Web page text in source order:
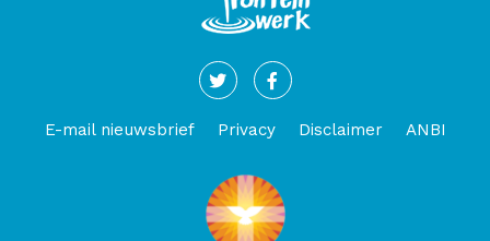
E-mail nieuwsbrief Privacy Disclaimer ANBI